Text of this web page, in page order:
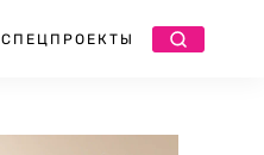
СПЕЦПРОЕКТЫ